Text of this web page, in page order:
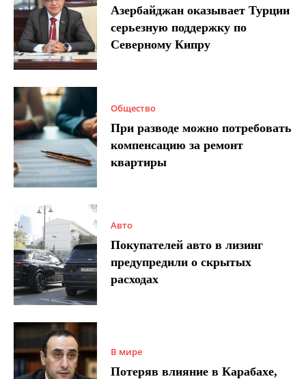
Азербайджан оказывает Турции
серьезную поддержку по
Северному Кипру
Общество
При разводе можно потребовать
компенсацию за ремонт
квартиры
Авто
Покупателей авто в лизинг
предупредили о скрытых
расходах
В мире
Потеряв влияние в Карабахе,